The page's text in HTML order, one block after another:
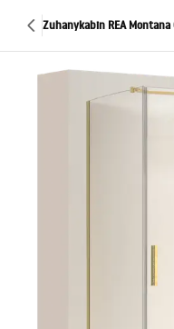
Zuhanykabin REA Montana